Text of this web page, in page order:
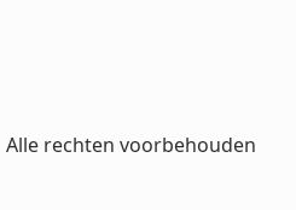
rechten voorbehouden